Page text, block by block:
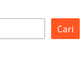
Cari